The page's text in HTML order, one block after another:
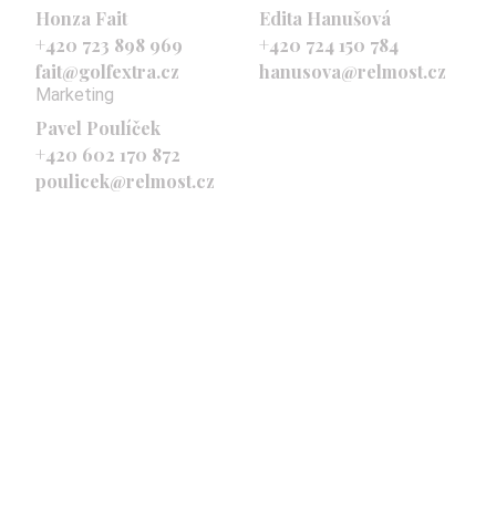
Honza Fait
+420 723 898 969
fait@golfextra.cz
Edita Hanušová
+420 724 150 784
hanusova@relmost.cz
Marketing
Pavel Poulíček
+420 602 170 872
poulicek@relmost.cz